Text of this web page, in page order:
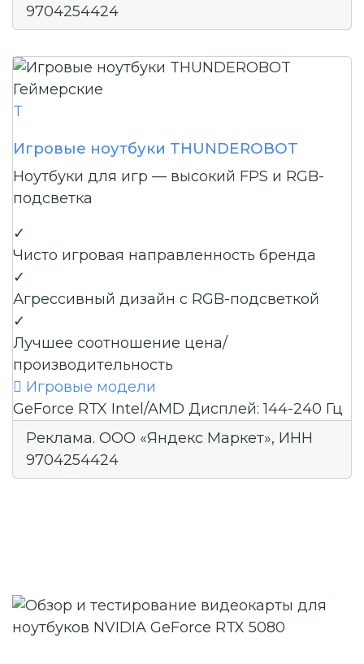
9704254424
Геймерские
T
Игровые ноутбуки THUNDEROBOT
Ноутбуки для игр — высокий FPS и RGB-
подсветка
✓
Чисто игровая направленность бренда
✓
Агрессивный дизайн с RGB-подсветкой
✓
Лучшее соотношение цена/
производительность
 Игровые модели
GeForce RTX Intel/AMD Дисплей: 144-240 Гц
Реклама. ООО «Яндекс Маркет», ИНН
9704254424